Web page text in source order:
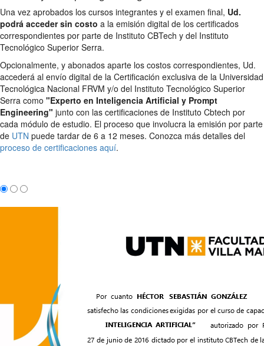
Una vez aprobados los cursos integrantes y el examen final, Ud.
podrá acceder sin costo a la emisión digital de los certificados
correspondientes por parte de Instituto CBTech y del Instituto
Tecnológico Superior Serra.
Opcionalmente, y abonados aparte los costos correspondientes, Ud.
accederá al envío digital de la Certificación exclusiva de la Universidad
Tecnológica Nacional FRVM y/o del Instituto Tecnológico Superior
Serra como "Experto en Inteligencia Artificial y Prompt
Engineering" junto con las certificaciones de Instituto Cbtech por
cada módulo de estudio. El proceso que involucra la emisión por parte
de UTN puede tardar de 6 a 12 meses. Conozca más detalles del
proceso de certificaciones aquí.